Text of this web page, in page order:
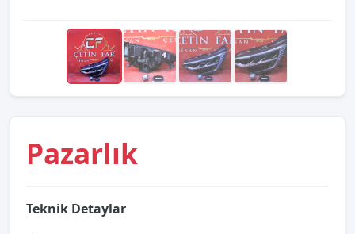
Pazarlık
Teknik Detaylar